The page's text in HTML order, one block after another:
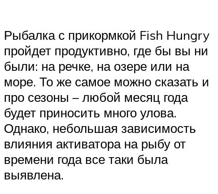
Рыбалка с прикормкой Fish Hungry
пройдет продуктивно, где бы вы ни
были: на речке, на озере или на
море. То же самое можно сказать и
про сезоны – любой месяц года
будет приносить много улова.
Однако, небольшая зависимость
влияния активатора на рыбу от
времени года все таки была
выявлена.